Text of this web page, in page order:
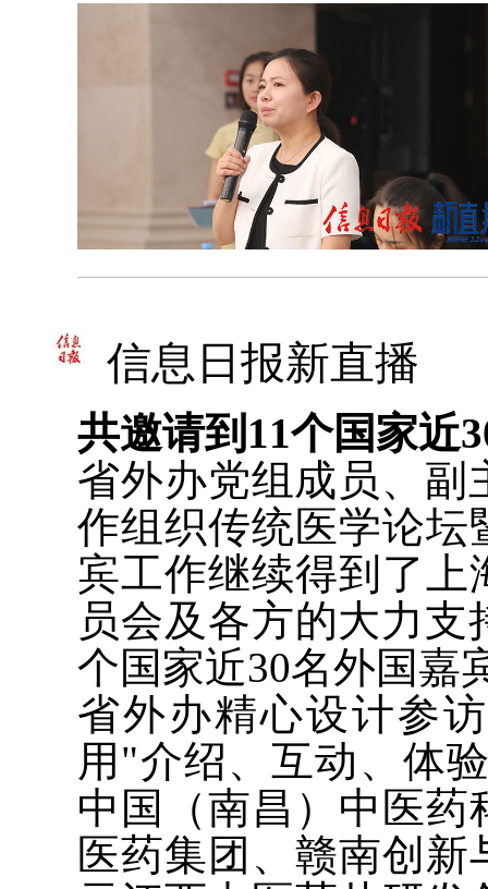
信息日报新直播
共邀请到11个国家近
省外办党组成员、副
作组织传统医学论坛
宾工作继续得到了上
员会及各方的大力
个国家近30名外国嘉
省外办精心设计参
用"介绍、互动、体
中国（南昌）中医药
医药集团、赣南创